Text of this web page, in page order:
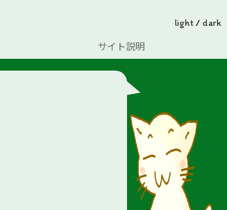
light / dark
サイト説明